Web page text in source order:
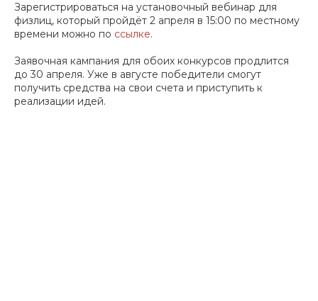
Зарегистрироваться на установочный вебинар для
физлиц, который пройдёт 2 апреля в 15:00 по местному
времени можно по ссылке.
Заявочная кампания для обоих конкурсов продлится
до 30 апреля. Уже в августе победители смогут
получить средства на свои счета и приступить к
реализации идей.